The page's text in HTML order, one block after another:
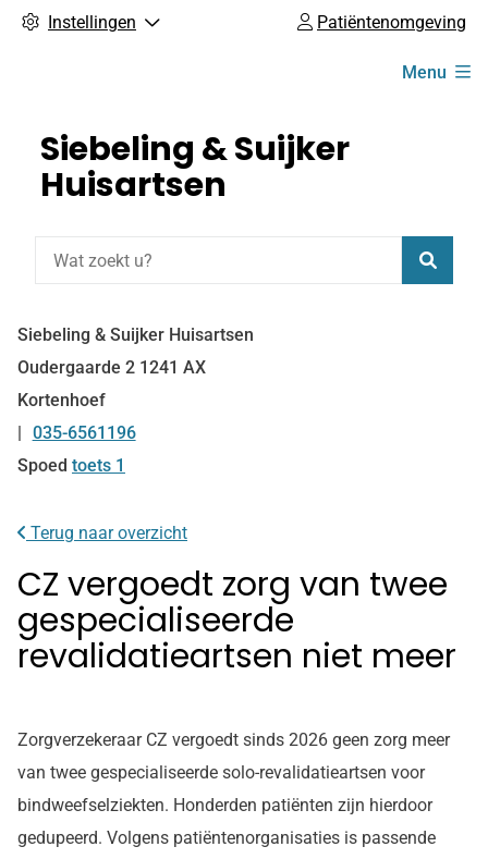
Instellingen Patiëntenomgeving
Menu
Siebeling & Suijker
Huisartsen
Siebeling & Suijker Huisartsen
Oudergaarde 2 1241 AX
Kortenhoef
Tel:
035-6561196
Spoed toets 1
Terug naar overzicht
CZ vergoedt zorg van twee
gespecialiseerde
revalidatieartsen niet meer
Zorgverzekeraar CZ vergoedt sinds 2026 geen zorg meer
van twee gespecialiseerde solo-revalidatieartsen voor
bindweefselziekten. Honderden patiënten zijn hierdoor
gedupeerd. Volgens patiëntenorganisaties is passende